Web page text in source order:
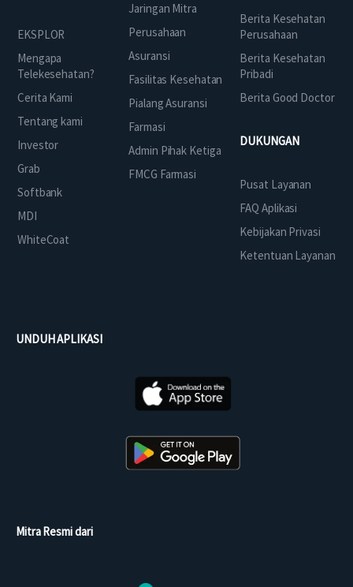
EKSPLOR
Mengapa
Telekesehatan?
Cerita Kami
Tentang kami
Investor
Grab
Softbank
MDI
WhiteCoat
Jaringan Mitra
Perusahaan
Asuransi
Fasilitas Kesehatan
Pialang Asuransi
Farmasi
Admin Pihak Ketiga
FMCG Farmasi
Berita Kesehatan
Perusahaan
Berita Kesehatan
Pribadi
Berita Good Doctor
DUKUNGAN
Pusat Layanan
FAQ Aplikasi
Kebijakan Privasi
Ketentuan Layanan
UNDUH APLIKASI
Mitra Resmi dari